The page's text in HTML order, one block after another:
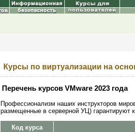
Курсы по виртуализации на
Перечень курсов VMware 2023 года
Профессионализм наших инструкторов
размещенные в серверной УЦ) гарантируют
Код курса